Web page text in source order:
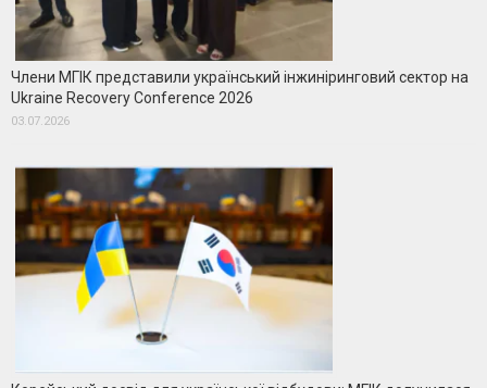
Члени МГІК представили український інжиніринговий сектор на
Ukraine Recovery Conference 2026
03.07.2026